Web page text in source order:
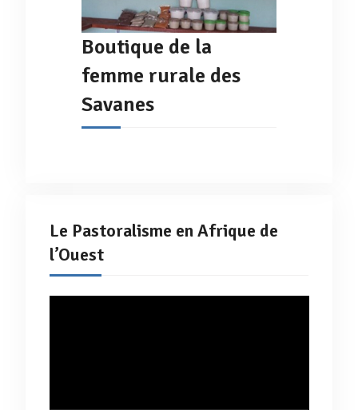
Boutique de la
femme rurale des
Savanes
Le Pastoralisme en Afrique de
l’Ouest